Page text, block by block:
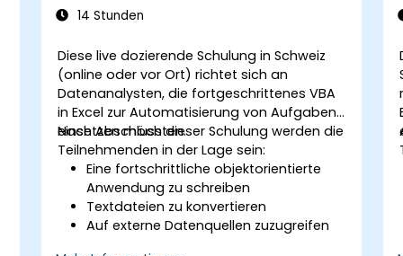
14 Stunden
Diese live dozierende Schulung in Schweiz
(online oder vor Ort) richtet sich an
Datenanalysten, die fortgeschrittenes VBA
in Excel zur Automatisierung von Aufgaben
einsetzen möchten.
Nach Abschluss dieser Schulung werden die
Teilnehmenden in der Lage sein:
Eine fortschrittliche objektorientierte
Anwendung zu schreiben
Textdateien zu konvertieren
Auf externe Datenquellen zuzugreifen